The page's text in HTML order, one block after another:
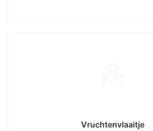
Vruchtenvlaaitje